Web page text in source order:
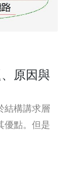
原因與
結構講求層
優點。但是